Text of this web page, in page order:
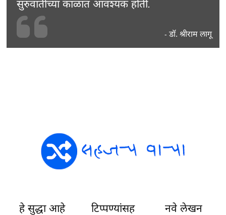
सुरुवातीच्या काळात आवश्यक होती.
- डॉ. श्रीराम लागू
हे सुद्धा आहे टिप्पण्यांसह नवे लेखन